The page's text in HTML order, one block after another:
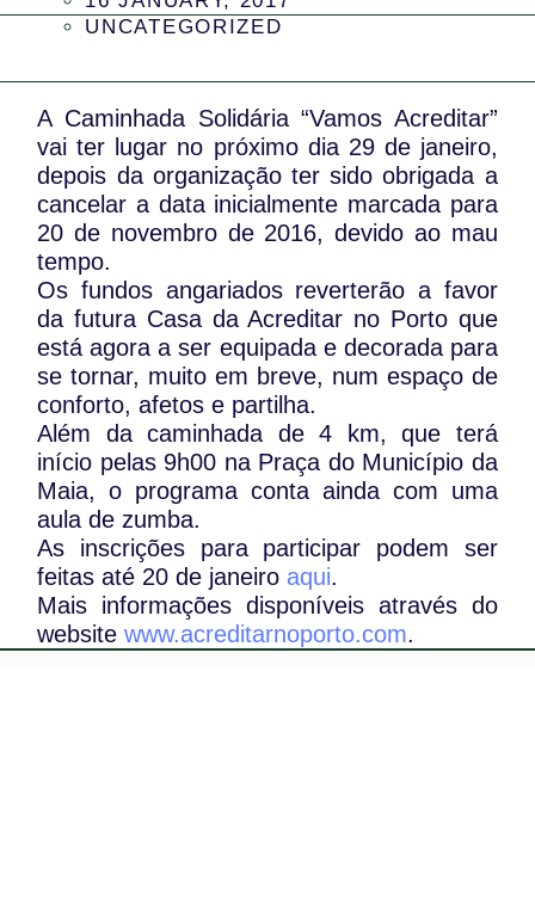
UNCATEGORIZED
A Caminhada Solidária “Vamos Acreditar”
vai ter lugar no próximo dia 29 de janeiro,
depois da organização ter sido obrigada a
cancelar a data inicialmente marcada para
20 de novembro de 2016, devido ao mau
tempo.
Os fundos angariados reverterão a favor
da futura Casa da Acreditar no Porto que
está agora a ser equipada e decorada para
se tornar, muito em breve, num espaço de
conforto, afetos e partilha.
Além da caminhada de 4 km, que terá
início pelas 9h00 na Praça do Município da
Maia, o programa conta ainda com uma
aula de zumba.
As inscrições para participar podem ser
feitas até 20 de janeiro aqui.
Mais informações disponíveis através do
websitewww.acreditarnoporto.com.